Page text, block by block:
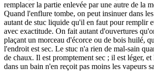
remplacer la partie enlevée par une autre de la
Quand l'enflure tombe, on peut insinuer dans
autant de stuc liquide qu'il en faut pour remplir
avec exactitude. On fait autant d'ouvertures
plaçant un morceau d'écorce ou de bois huilé,
l'endroit est sec. Le stuc n'a rien de mal-sain
de chaux. Il est promptement sec ; il est léger,
dans un bain n'en reçoit pas moins les vapeurs